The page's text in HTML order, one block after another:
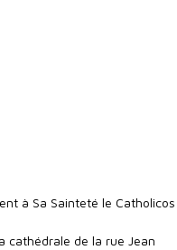
à Sa Sainteté le Catholicos
cathédrale de la rue Jean